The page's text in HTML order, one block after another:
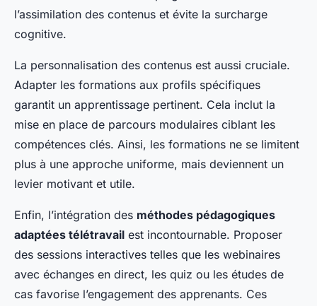
l’assimilation des contenus et évite la surcharge
cognitive.
La personnalisation des contenus est aussi cruciale.
Adapter les formations aux profils spécifiques
garantit un apprentissage pertinent. Cela inclut la
mise en place de parcours modulaires ciblant les
compétences clés. Ainsi, les formations ne se limitent
plus à une approche uniforme, mais deviennent un
levier motivant et utile.
Enfin, l’intégration des méthodes pédagogiques
adaptées télétravail est incontournable. Proposer
des sessions interactives telles que les webinaires
avec échanges en direct, les quiz ou les études de
cas favorise l’engagement des apprenants. Ces